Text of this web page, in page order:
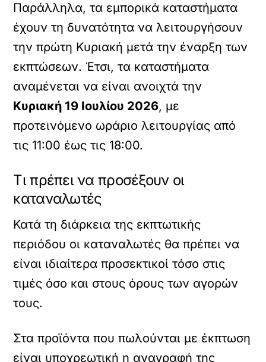
Παράλληλα, τα εμπορικά καταστήματα
έχουν τη δυνατότητα να λειτουργήσουν
την πρώτη Κυριακή μετά την έναρξη των
εκπτώσεων. Έτσι, τα καταστήματα
αναμένεται να είναι ανοιχτά την
Κυριακή 19 Ιουλίου 2026, με
προτεινόμενο ωράριο λειτουργίας από
τις 11:00 έως τις 18:00.
Τι πρέπει να προσέξουν οι
καταναλωτές
Κατά τη διάρκεια της εκπτωτικής
περιόδου οι καταναλωτές θα πρέπει να
είναι ιδιαίτερα προσεκτικοί τόσο στις
τιμές όσο και στους όρους των αγορών
τους.
Στα προϊόντα που πωλούνται με έκπτωση
είναι υποχρεωτική η αναγραφή της